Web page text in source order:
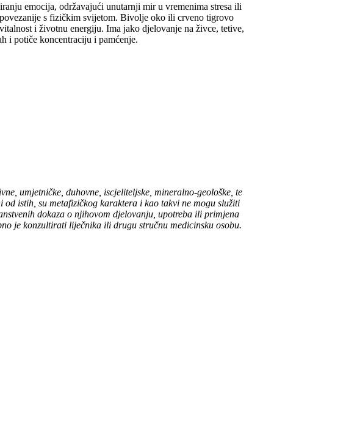
emocija, održavajući unutarnji mir u vremenima stresa ili
s fizičkim svijetom. Bivolje oko ili crveno tigrovo
i životnu energiju. Ima jako djelovanje na živce, tetive,
i potiče koncentraciju i pamćenje.
umjetničke, duhovne, iscjeliteljske, mineralno-geološke, te
istih, su metafizičkog karaktera i kao takvi ne mogu služiti
dokaza o njihovom djelovanju, upotreba ili primjena
je konzultirati liječnika ili drugu stručnu medicinsku osobu.